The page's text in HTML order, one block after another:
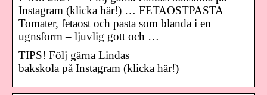
Instagram (klicka här!) … FETAOSTPASTA
Tomater, fetaost och pasta som blanda i en
ugnsform – ljuvlig gott och …
TIPS! Följ gärna Lindas
bakskola på Instagram (klicka här!)